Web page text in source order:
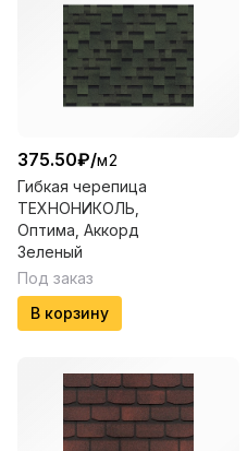
375.50₽/м2
Гибкая черепица
ТЕХНОНИКОЛЬ,
Оптима, Аккорд
Зеленый
Под заказ
В корзину